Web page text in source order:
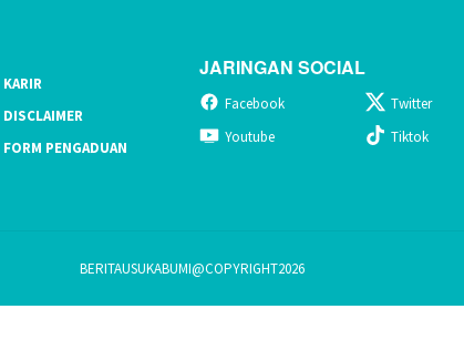
KARIR
DISCLAIMER
FORM PENGADUAN
JARINGAN SOCIAL
Facebook Twitter
Youtube
Tiktok
BERITAUSUKABUMI@COPYRIGHT2026